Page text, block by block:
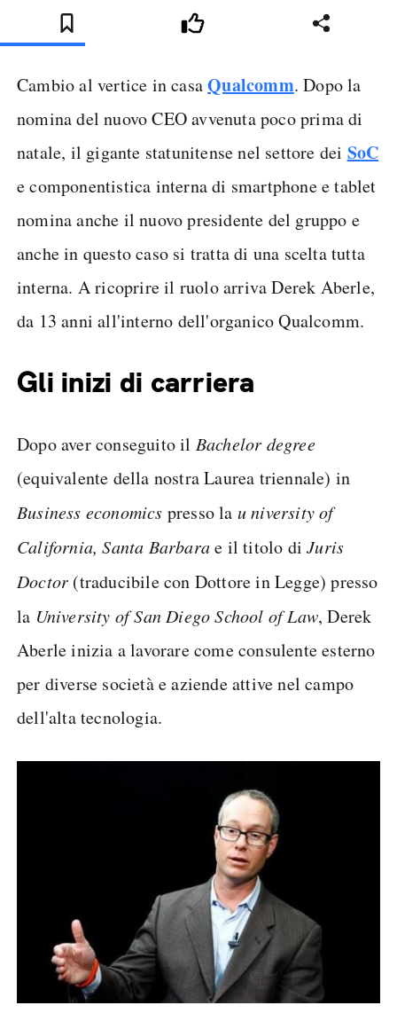
Cambio al vertice in casaQualcomm. Dopo la
nomina del nuovo CEO avvenuta poco prima di
natale, il gigante statunitense nel settore dei SoC
e componentistica interna di smartphone e tablet
nomina anche il nuovo presidente del gruppo e
anche in questo caso si tratta di una scelta tutta
interna. A ricoprire il ruolo arriva Derek Aberle,
da 13 anni all'interno dell'organico Qualcomm.
Gli inizi di carriera
Dopo aver conseguito il Bachelor degree
(equivalente della nostra Laurea triennale) in
Business economics presso la u niversity of
California, Santa Barbarae il titolo diJuris
Doctor (traducibile con Dottore in Legge) presso
la University of San Diego School of Law, Derek
Aberle inizia a lavorare come consulente esterno
per diverse società e aziende attive nel campo
dell'alta tecnologia.